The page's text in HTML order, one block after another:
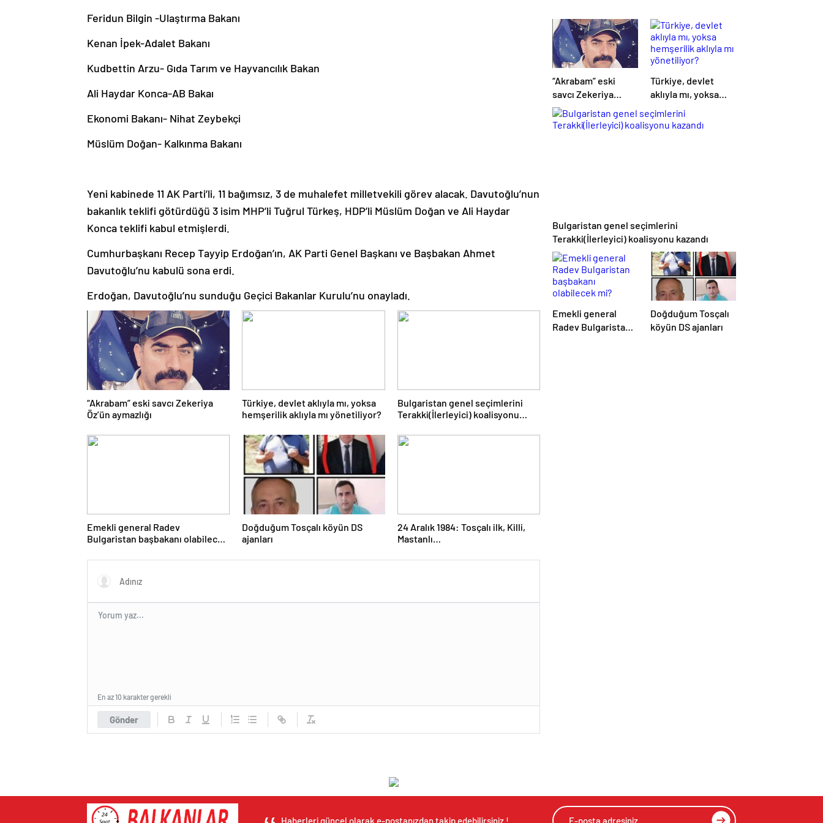
Feridun Bilgin -Ulaştırma Bakanı
Kenan İpek-Adalet Bakanı
Kudbettin Arzu- Gıda Tarım ve Hayvancılık Bakan
Ali Haydar Konca-AB Bakaı
Ekonomi Bakanı- Nihat Zeybekçi
Müslüm Doğan- Kalkınma Bakanı
Yeni kabinede 11 AK Parti’li, 11 bağımsız, 3 de muhalefet milletvekili görev alacak. Davutoğlu’nun
bakanlık teklifi götürdüğü 3 isim MHP’li Tuğrul Türkeş, HDP’li Müslüm Doğan ve Ali Haydar
Konca teklifi kabul etmişlerdi.
Cumhurbaşkanı Recep Tayyip Erdoğan’ın, AK Parti Genel Başkanı ve Başbakan Ahmet
Davutoğlu’nu kabulü sona erdi.
Erdoğan, Davutoğlu’nu sunduğu Geçici Bakanlar Kurulu’nu onayladı.
“Akrabam” eski savcı Zekeriya
Öz’ün aymazlığı
Türkiye, devlet aklıyla mı, yoksa
hemşerilik aklıyla mı yönetiliyor?
Bulgaristan genel seçimlerini
Terakki(İlerleyici) koalisyonu
Emekli general Radev
Bulgaristan başbakanı olabilecek
Doğduğum Tosçalı köyün DS
ajanları
24 Aralık 1984: Tosçalı ilk, Killi,
Mastanlı…
Gönder
En az 10 karakter gerekli
“Akrabam” eski
savcı Zekeriya
Öz’ün aymazlığı
Türkiye, devlet
aklıyla mı, yoksa
hemşerilik aklıyla
mı yönetiliyor?
Bulgaristan genel seçimlerini
Terakki(İlerleyici) koalisyonu kazandı
Emekli general
Radev Bulgaristan
Doğduğum Tosçalı
köyün DS ajanları
Haberleri güncel olarak e-postanızdan takip edebilirsiniz !